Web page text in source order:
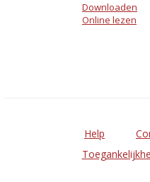
Downloaden
Online lezen
Help